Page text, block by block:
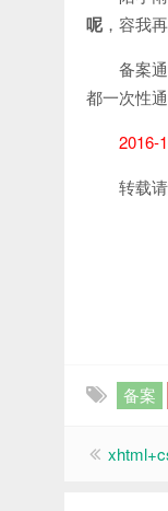
呢 ，容我
备案
都一次性通
2016-
转载
备案